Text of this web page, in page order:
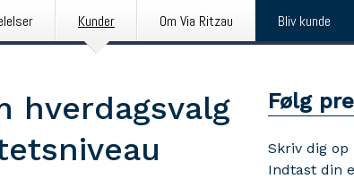
Kunder Om Via Ritzau Bliv kunde
hverdagsvalg
Følg
Skriv dig
Indtast din